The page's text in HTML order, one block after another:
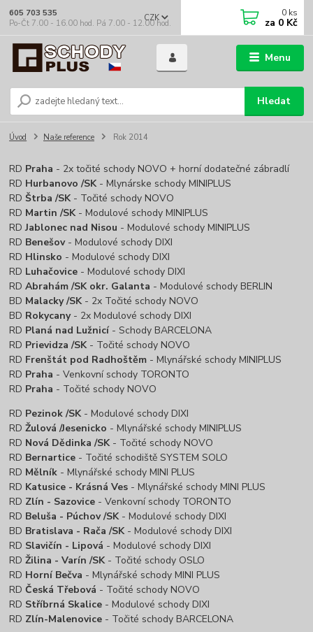
Menu
CZK
Hledat
605 703 535
Po-Čt 7.00 - 16.00 hod. Pá 7.00 - 12.00 hod.
0 ks
za 0 Kč
Úvod Naše reference Rok 2014
RD Praha - 2x točité schody NOVO + horní dodatečné zábradlí
RD Hurbanovo /SK - Mlynárske schody MINIPLUS
RDŠtrba /SK - Točité schody NOVO
RD Martin /SK - Modulové schody MINIPLUS
RDJablonec nad Nisou - Modulové schody MINIPLUS
RD Benešov - Modulové schody DIXI
RD Hlinsko - Modulové schody DIXI
RD Luhačovice - Modulové schody DIXI
RDAbrahám /SK okr. Galanta - Modulové schody BERLIN
BD Malacky /SK- 2x Točité schody NOVO
BD Rokycany- 2x Modulové schody DIXI
RD Planá nad Lužnicí - Schody BARCELONA
RD Prievidza /SK- Točité schody NOVO
RD Frenštát pod Radhoštěm - Mlynářské schody MINIPLUS
RD Praha - Venkovní schody TORONTO
RD Praha - Točité schody NOVO
RD Pezinok /SK- Modulové schody DIXI
RDŽulová /Jesenicko - Mlynářské schody MINIPLUS
RD Nová Dědinka /SK- Točité schody NOVO
RD Bernartice - Točité schodiště SYSTEM SOLO
RD Mělník - Mlynářské schody MINI PLUS
RD Katusice - Krásná Ves - Mlynářské schody MINI PLUS
RD Zlín - Sazovice - Venkovní schody TORONTO
RD Beluša - Púchov /SK- Modulové schody DIXI
BD Bratislava - Rača /SK- Modulové schody DIXI
RD Slavičín - Lipová - Modulové schody DIXI
RDŽilina - Varín /SK- Točité schody OSLO
RD Horní Bečva - Mlynářské schody MINI PLUS
RDČeská Třebová - Točité schody NOVO
RD Stříbrná Skalice - Modulové schody DIXI
RD Zlín-Malenovice - Točité schody BARCELONA